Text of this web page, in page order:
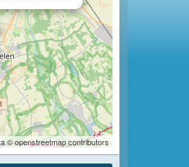
© openstreetmap contributors